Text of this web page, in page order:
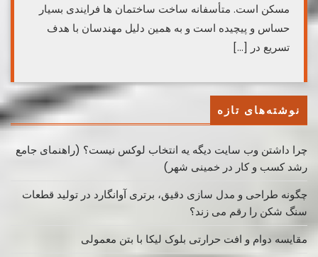
مسکن است. متأسفانه ساخت ساختمان ها فرایندی بسیار
حساس و پیچیده است و به همین دلیل مهندسان با هدف
تسریع در […]
نوشته‌های تازه
چرا داشتن وب سایت دیگه یه انتخاب لوکس نیست؟ (راهنمای جامع
رشد کسب ‌و کار در خمینی ‌شهر)
چگونه طراحی و مدل سازی دقیق، برتری آوانگارد در تولید قطعات
سنگ شکن را رقم می زند؟
مقایسه دوام و افت حرارتی بلوک لیکا با بتن معمولی